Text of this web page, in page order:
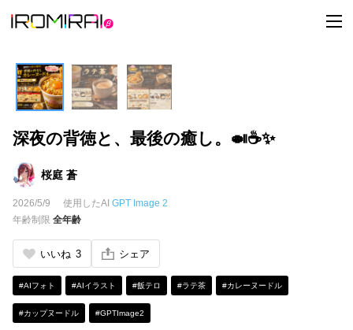
t
o
深夜の背徳と、最後の癒し。🍛☕✨
桜庭 蒼
2026/5/9 使用したAI GPT Image 2
年齢制限 全年齢
いいね 3 シェア
#AIフォト #AIイラスト #飯テロ #ラテ茶 #カレーヌードル
#カップヌードル #GPTImage2